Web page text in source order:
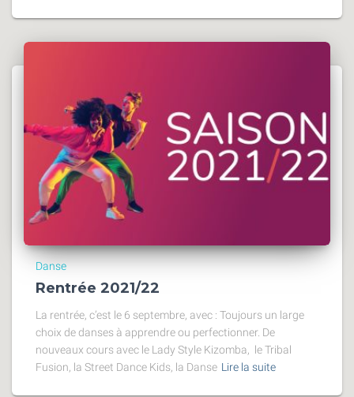
Danse
Rentrée 2021/22
La rentrée, c’est le 6 septembre, avec : Toujours un large
choix de danses à apprendre ou perfectionner. De
nouveaux cours avec le Lady Style Kizomba, le Tribal
Fusion, la Street Dance Kids, la Danse Lire la suite